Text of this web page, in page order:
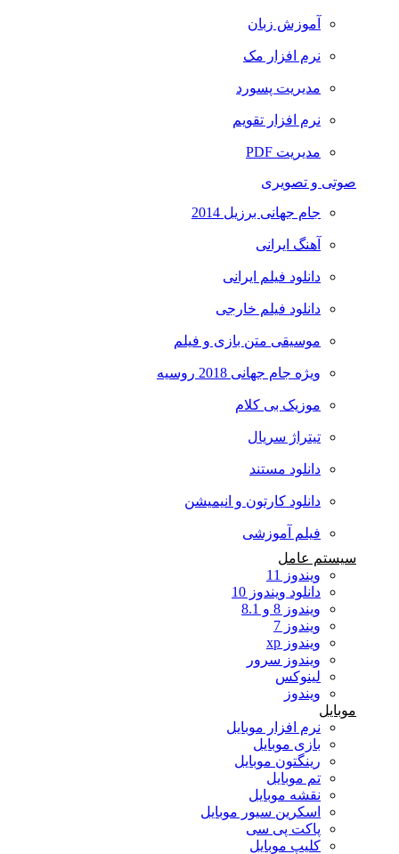
آموزش زبان
نرم افزار مک
مدیریت پسورد
نرم افزار تقویم
مدیریت PDF
صوتی و تصویری
جام جهانی برزیل 2014
آهنگ ایرانی
دانلود فیلم ایرانی
دانلود فیلم خارجی
موسیقی متن بازی و فیلم
ویژه جام جهانی 2018 روسیه
موزیک بی کلام
تیتراژ سریال
دانلود مستند
دانلود کارتون و انیمیشن
فیلم آموزشی
سیستم عامل
ویندوز 11
دانلود ویندوز 10
ویندوز 8 و 8.1
ویندوز 7
ویندوز xp
ویندوز سرور
لینوکس
ویندوز
موبایل
نرم افزار موبایل
بازی موبایل
رینگتون موبایل
تم موبایل
نقشه موبایل
اسکرین سیور موبایل
پاکت پی سی
کلیپ موبایل